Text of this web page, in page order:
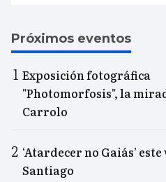
Próximos eventos
Exposición fotográfica
"Photomorfosis", la
Carrolo
‘Atardecer no Gaiás’
Santiago